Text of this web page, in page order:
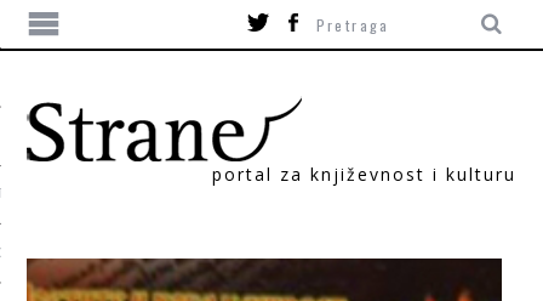
portal za književnost i kulturu